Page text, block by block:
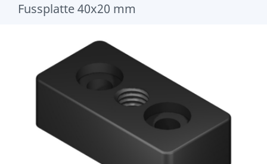
Fussplatte 40x20 mm